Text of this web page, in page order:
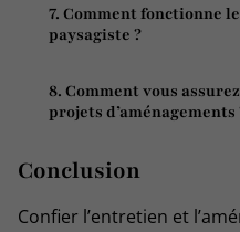
7. Comment fonctionne
paysagiste ?
8. Comment vous
projets d’aménagements
Conclusion
Confier l’entretien et